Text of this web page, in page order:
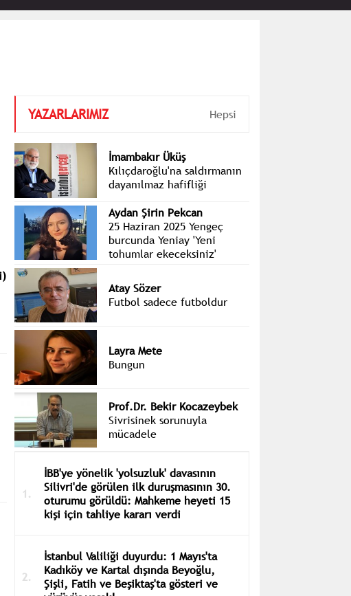
YAZARLARIMIZ Hepsi
İmambakır Üküş
Kılıçdaroğlu'na saldırmanın
dayanılmaz hafifliği
Aydan Şirin Pekcan
25 Haziran 2025 Yengeç
burcunda Yeniay 'Yeni
tohumlar ekeceksiniz'
Atay Sözer
Futbol sadece futboldur
Layra Mete
Bungun
Prof.Dr. Bekir Kocazeybek
Sivrisinek sorunuyla
mücadele
İBB'ye yönelik 'yolsuzluk' davasının
Silivri'de görülen ilk duruşmasının 30.
oturumu görüldü: Mahkeme heyeti 15
kişi için tahliye kararı verdi
İstanbul Valiliği duyurdu: 1 Mayıs'ta
Kadıköy ve Kartal dışında Beyoğlu,
Şişli, Fatih ve Beşiktaş'ta gösteri ve